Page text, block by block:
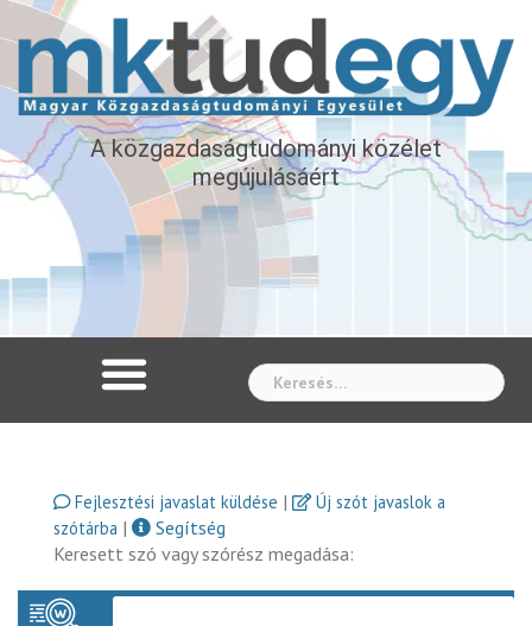
A közgazdaságtudományi közélet
megújulásáért
Fejlesztési javaslat küldése |
Új szót javaslok a
szótárba |
Segítség
Keresett szó vagy szórész megadása: